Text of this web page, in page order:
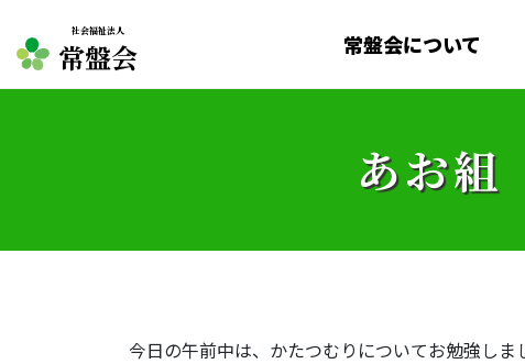
社会福祉法人
常盤会 常盤会について
あお
今日の午前中は、かたつむりについてお勉強し